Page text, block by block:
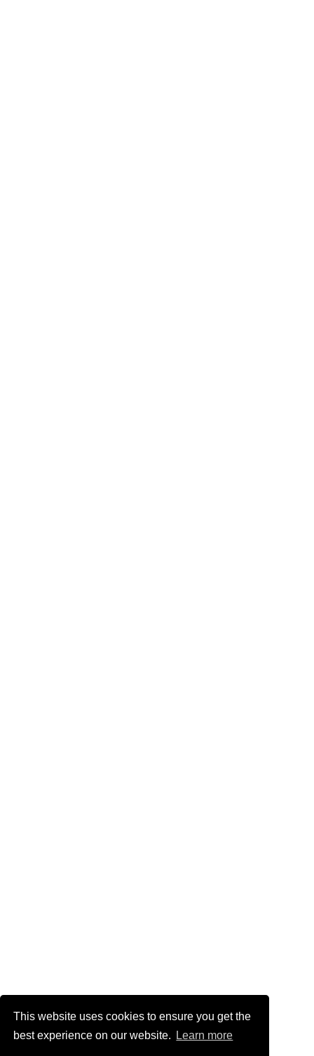
This website uses cookies to ensure you get the
best experience on our website.
Learn more